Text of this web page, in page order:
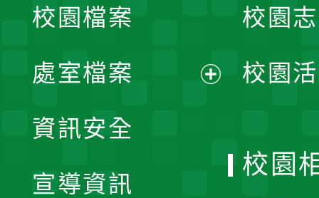
單
校園檔案
處室檔案
資訊安全
宣導資訊
校園
校園
校園